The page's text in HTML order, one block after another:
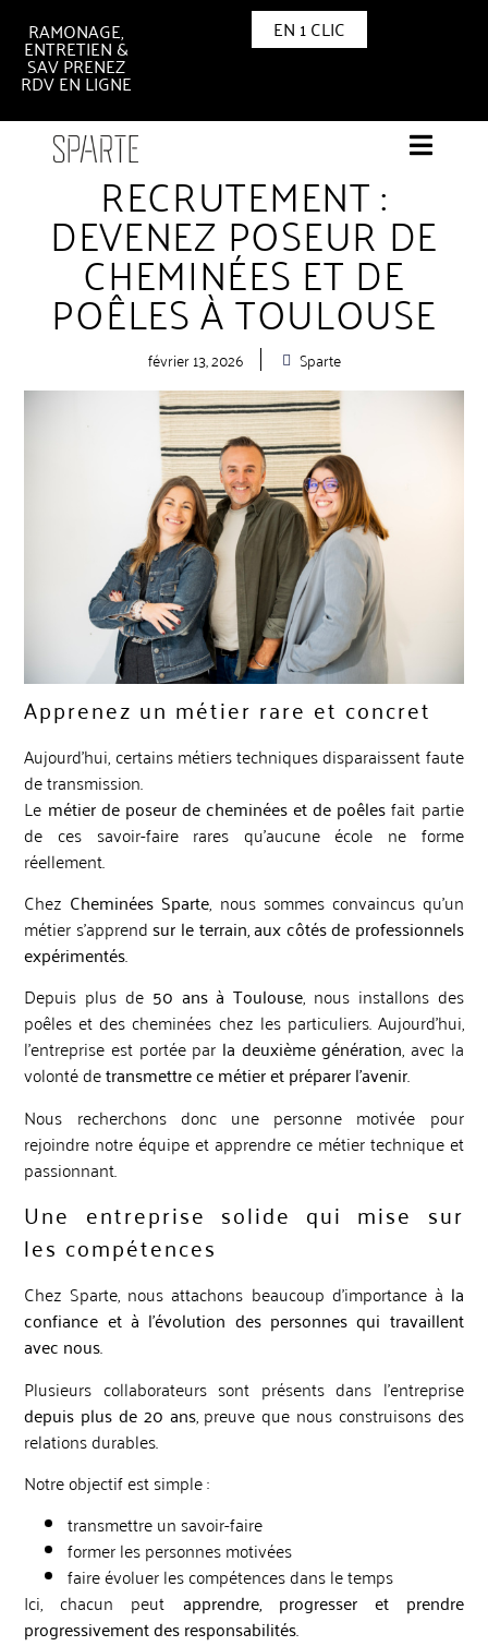
RAMONAGE,
ENTRETIEN &
SAV PRENEZ
RDV EN LIGNE
EN 1 CLIC
RECRUTEMENT :
DEVENEZ POSEUR DE
CHEMINÉES ET DE
POÊLES À TOULOUSE
février 13, 2026 Sparte
Apprenez un métier rare et concret
Aujourd’hui, certains métiers techniques disparaissent faute
de transmission.
Le métier de poseur de cheminées et de poêlesfait partie
de ces savoir-faire rares qu’aucune école ne forme
réellement.
Chez Cheminées Sparte, nous sommes convaincus qu’un
métier s’apprendsur le terrain, aux côtés de professionnels
expérimentés.
Depuis plus de 50 ans à Toulouse, nous installons des
poêles et des cheminées chez les particuliers. Aujourd’hui,
l’entreprise est portée par la deuxième génération, avec la
volonté detransmettre ce métier et préparer l’avenir.
Nous recherchons donc une personne motivée pour
rejoindre notre équipe et apprendre ce métier technique et
passionnant.
Une entreprise solide qui mise sur
les compétences
Chez Sparte, nous attachons beaucoup d’importance à la
confiance et à l’évolution des personnes qui travaillent
avec nous.
Plusieurs collaborateurs sont présents dans l’entreprise
depuis plus de 20 ans, preuve que nous construisons des
relations durables.
Notre objectif est simple :
transmettre un savoir-faire
former les personnes motivées
faire évoluer les compétences dans le temps
Ici, chacun peut apprendre, progresser et prendre
progressivement des responsabilités.